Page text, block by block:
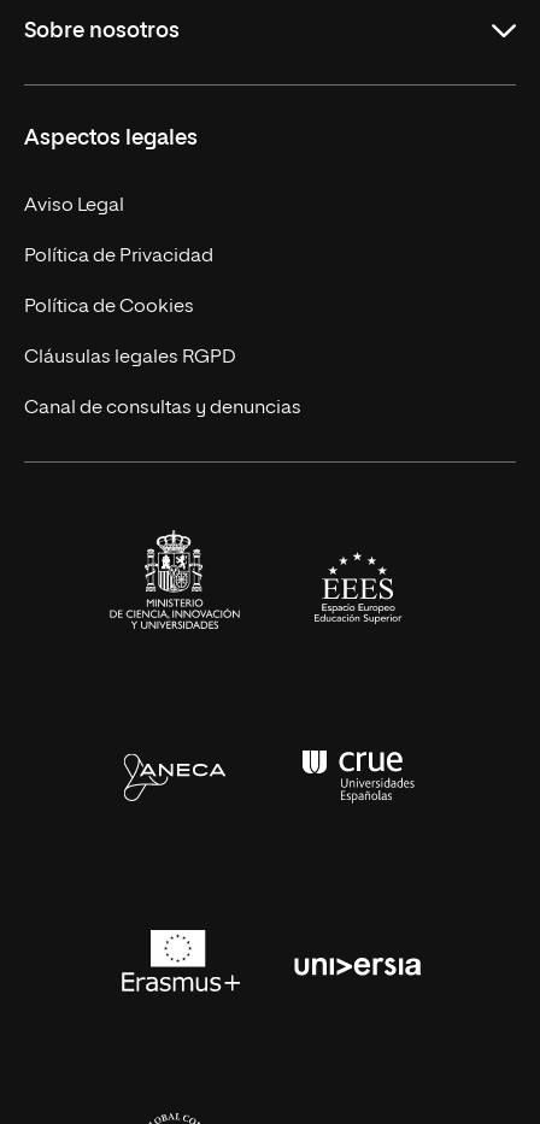
Másteres Oficiales
Doctorados
Experto Universitario
Postgrados
Cursos Universitarios
Sobre nosotros
Facultades
Nuestro Equipo
Trabaja en UNIR
Actualidad
UNIR Revista
Eventos
Aspectos legales
Aviso Legal
Política de Privacidad
Política de Cookies
Cláusulas legales RGPD
Canal de consultas y denuncias